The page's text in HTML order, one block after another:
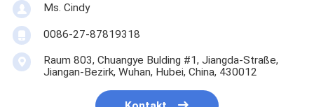
Ms. Cindy
0086-27-87819318
Raum 803, Chuangye Bulding #1, Jiangda-Straße,
Jiangan-Bezirk, Wuhan, Hubei, China, 430012